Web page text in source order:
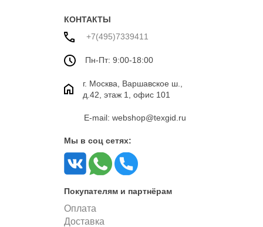
КОНТАКТЫ
+7(495)7339411
Пн-Пт: 9:00-18:00
г. Москва, Варшавское ш.,
д.42, этаж 1, офис 101
E-mail: webshop@texgid.ru
Мы в соц сетях:
Покупателям и партнёрам
Оплата
Доставка